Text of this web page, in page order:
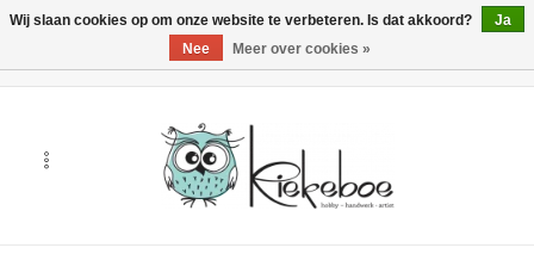
Wij slaan cookies op om onze website te verbeteren. Is dat akkoord?
Ja
Nee
Meer over cookies »